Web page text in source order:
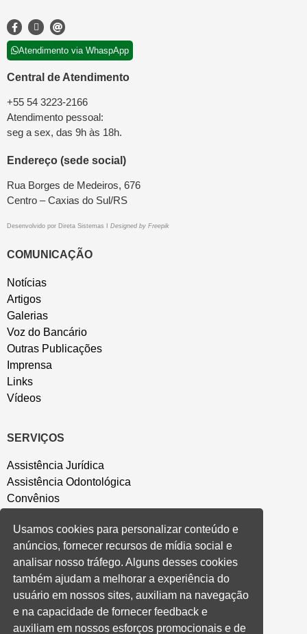
Atendimento via WhaspApp
Central de Atendimento
+55 54 3223-2166
Atendimento pessoal:
seg a sex, das 9h às 18h.
Endereço (sede social)
Rua Borges de Medeiros, 676
Centro – Caxias do Sul/RS
Desenvolvido por Direta Sistemas Designed by Freepik
COMUNICAÇÃO
Notícias
Artigos
Galerias
Voz do Bancário
Outras Publicações
Imprensa
Links
Vídeos
SERVIÇOS
Assistência Jurídica
Assistência Odontológica
Convênios
Salão de Festa
Política de Privacidade
CONVENÇÃO COLETIVA E ACORDOS
Convenções Coletivas
Usamos cookies para personalizar conteúdo e
anúncios, fornecer recursos de mídia social e
analisar nosso tráfego. Alguns desses cookies
também ajudam a melhorar a experiência do
usuário em nossos sites, auxiliam na navegação
e na capacidade de fornecer feedback e
auxiliam em nossos esforços promocionais e de